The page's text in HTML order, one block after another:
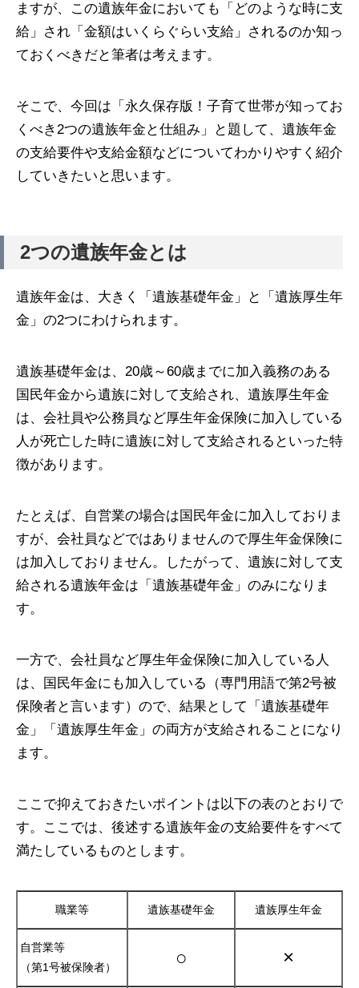
ますが、この遺族年金においても「どのような時に支
給」され「金額はいくらぐらい支給」されるのか知っ
ておくべきだと筆者は考えます。
そこで、今回は「永久保存版！子育て世帯が知ってお
くべき2つの遺族年金と仕組み」と題して、遺族年金
の支給要件や支給金額などについてわかりやすく紹介
していきたいと思います。
2つの遺族年金とは
遺族年金は、大きく「遺族基礎年金」と「遺族厚生年
金」の2つにわけられます。
遺族基礎年金は、20歳～60歳までに加入義務のある
国民年金から遺族に対して支給され、遺族厚生年金
は、会社員や公務員など厚生年金保険に加入している
人が死亡した時に遺族に対して支給されるといった特
徴があります。
たとえば、自営業の場合は国民年金に加入しておりま
すが、会社員などではありませんので厚生年金保険に
は加入しておりません。したがって、遺族に対して支
給される遺族年金は「遺族基礎年金」のみになりま
す。
一方で、会社員など厚生年金保険に加入している人
は、国民年金にも加入している（専門用語で第2号被
保険者と言います）ので、結果として「遺族基礎年
金」「遺族厚生年金」の両方が支給されることになり
ます。
ここで抑えておきたいポイントは以下の表のとおりで
す。ここでは、後述する遺族年金の支給要件をすべて
満たしているものとします。
職業等 遺族基礎年金 遺族厚生年金
自営業等
（第1号被保険者）
○ ×